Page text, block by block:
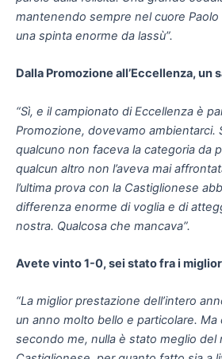
mantenendo sempre nel cuore Paolo
una spinta enorme da lassù”.
Dalla Promozione all’Eccellenza, un
“Sì, e il campionato di Eccellenza è
Promozione, dovevamo ambientarci.
qualcuno non faceva la categoria da
qualcun altro non l’aveva mai
l’ultima prova con la Castiglionese
differenza enorme di voglia e di
nostra. Qualcosa che mancava”.
Avete vinto 1-0, sei stato fra i migliori
“La miglior prestazione dell’intero
un anno molto bello e particolare. Ma
secondo me, nulla è stato meglio del
Castiglionese, per quanto fatto sia a